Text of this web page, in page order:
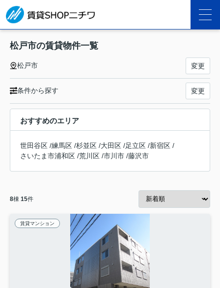
松戸市の賃貸物件一覧
松戸市 変更
条件から探す 変更
おすすめのエリア
世田谷区 /練馬区 /杉並区 /大田区 /足立区 /新宿区 /
さいたま市浦和区 /荒川区 /市川市 /藤沢市
8棟 15件
賃貸マンション